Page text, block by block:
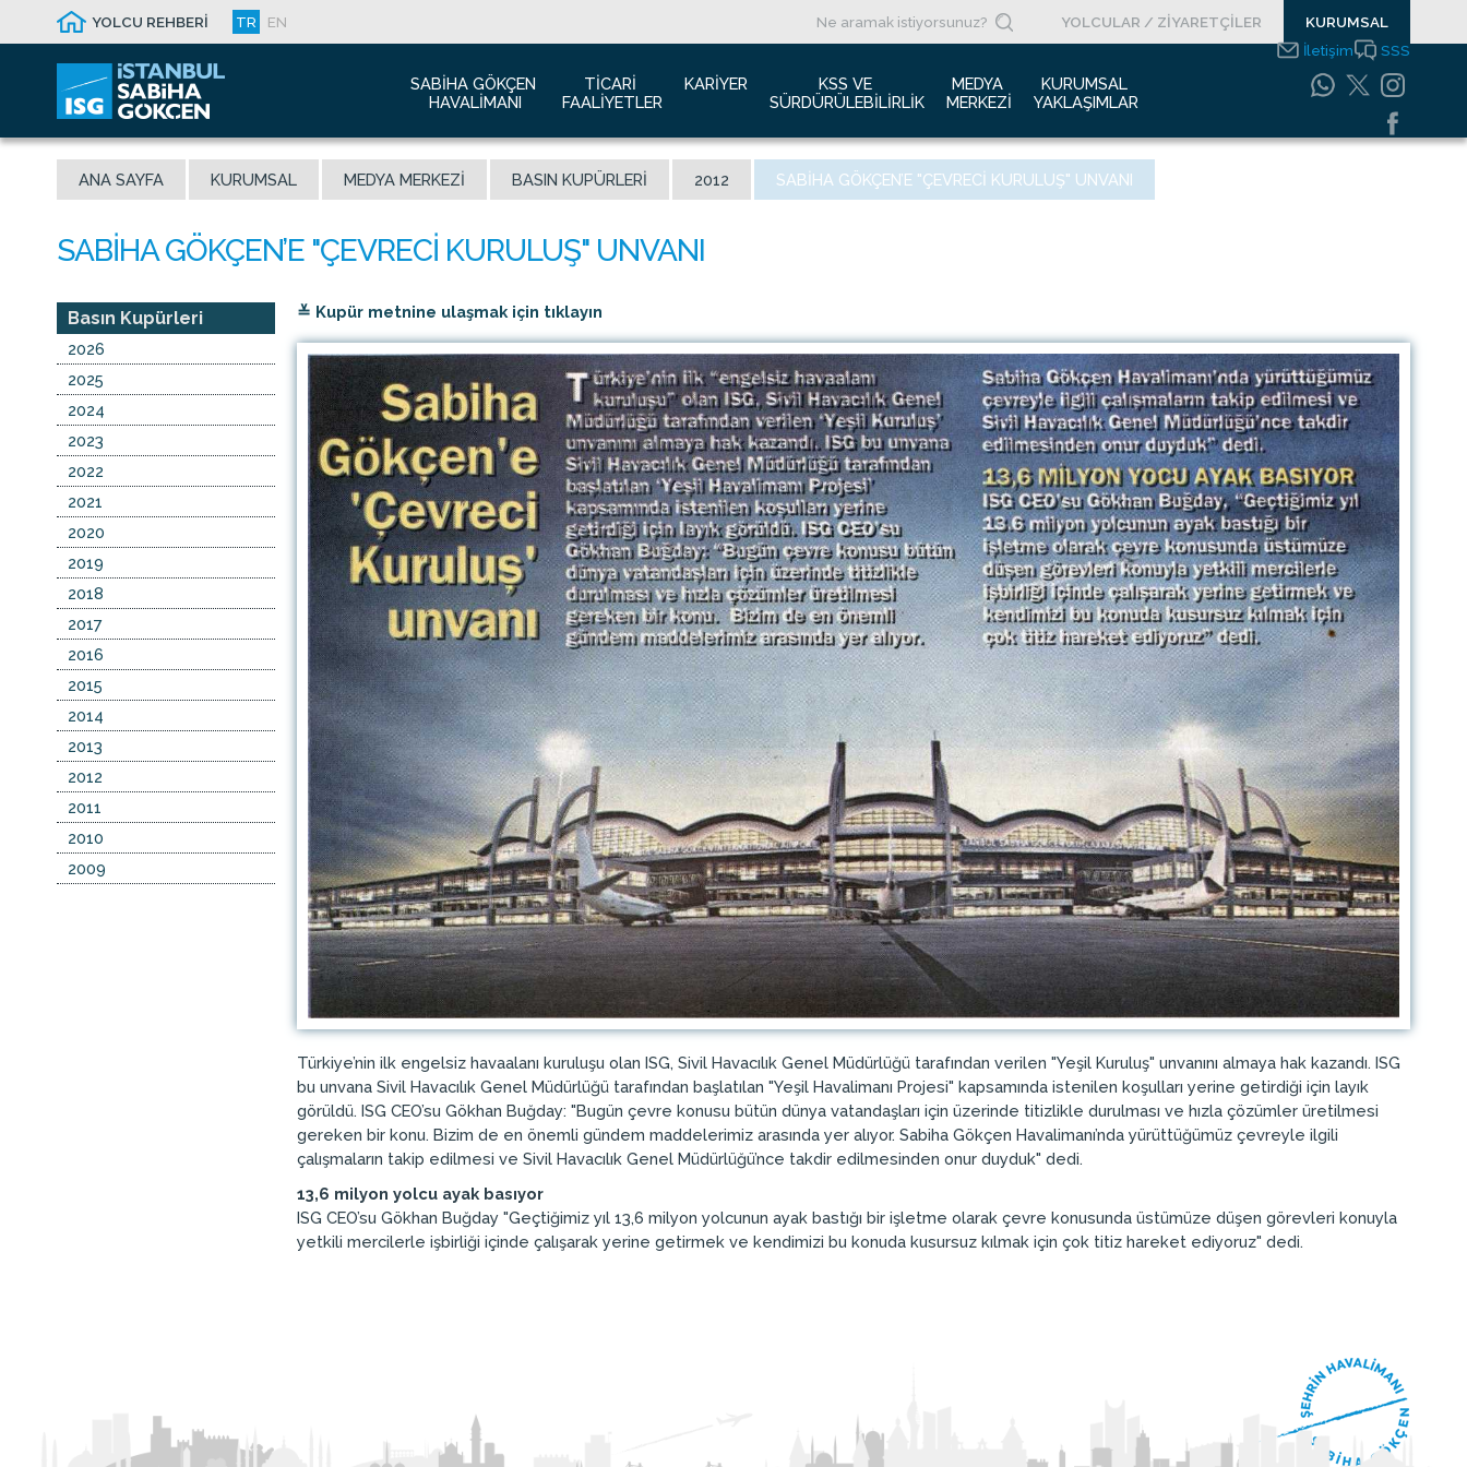
YOLCU REHBERİ TR EN YOLCULAR / ZİYARETÇİLER KURUMSAL
SABIHA GÖKÇEN
HAVALIMANI
Hakkımızda
Havalimanı Trafik Raporu
Ödüllerimiz
İletişim Bilgileri
Sabiha Gökçen Kimdir?
Malaysia Airports Holdings Berhad
TICARI
FAALIYETLER
Havacılık Pazarlama
Reklam Fırsatları
Kiralık Alanlar
Konferans Salonu
İhale Duyuruları
KARIYER
İnsan Kaynakları Politikası
KSS VE
SÜRDÜRÜLEBILIRLIK
Yeşil Havaalanı Projesi
Engelsiz Havaalanı
MEDYA
MERKEZI
Basın Bültenleri
Basın Kupürleri
KURUMSAL
YAKLAŞIMLAR
Sistemleri Politikamız
Bilgi Toplumu
Hizmetleri
Enerji Yönetim Sistemi
Politikası
İletişim SSS
ANA SAYFA KURUMSAL MEDYA MERKEZI BASIN KUPÜRLERI 2012 SABIHA GÖKÇEN’E "ÇEVRECI KURULUŞ" UNVANI
≚ Kupür metnine ulaşmak için tıklayın
Türkiye’nin ilk engelsiz havaalanı kuruluşu olan ISG, Sivil Havacılık Genel Müdürlüğü tarafından verilen "Yeşil Kuruluş" unvanını almaya hak kazandı. ISG
bu unvana Sivil Havacılık Genel Müdürlüğü tarafından başlatılan "Yeşil Havalimanı Projesi" kapsamında istenilen koşulları yerine getirdiği için layık
görüldü. ISG CEO’su Gökhan Buğday: "Bugün çevre konusu bütün dünya vatandaşları için üzerinde titizlikle durulması ve hızla çözümler üretilmesi
gereken bir konu. Bizim de en önemli gündem maddelerimiz arasında yer alıyor. Sabiha Gökçen Havalimanı’nda yürüttüğümüz çevreyle ilgili
çalışmaların takip edilmesi ve Sivil Havacılık Genel Müdürlüğü’nce takdir edilmesinden onur duyduk" dedi.
13,6 milyon yolcu ayak basıyor
ISG CEO’su Gökhan Buğday "Geçtiğimiz yıl 13,6 milyon yolcunun ayak bastığı bir işletme olarak çevre konusunda üstümüze düşen görevleri konuyla
yetkili mercilerle işbirliği içinde çalışarak yerine getirmek ve kendimizi bu konuda kusursuz kılmak için çok titiz hareket ediyoruz" dedi.
Basın Kupürleri
2026
2025
2024
2023
2022
2021
2020
2019
2018
2017
2016
2015
2014
2013
2012
2011
2010
2009